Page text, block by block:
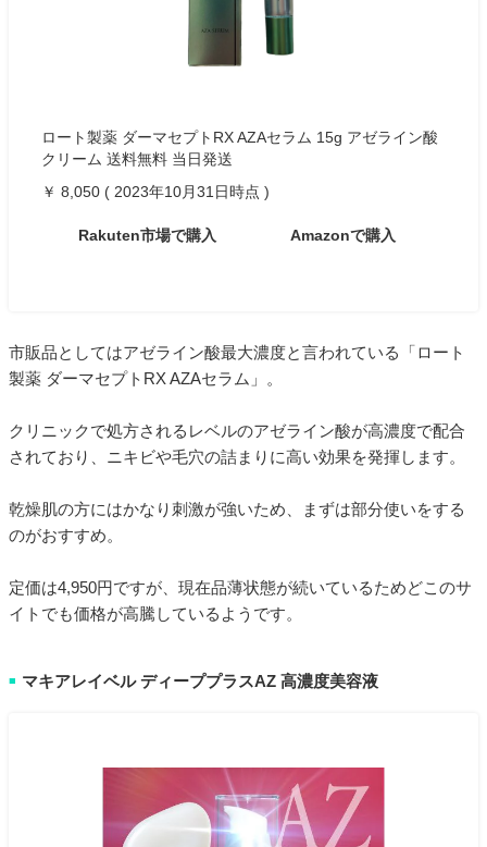
ロート製薬 ダーマセプトRX AZAセラム 15g アゼライン酸
クリーム 送料無料 当日発送
￥ 8,050 ( 2023年10月31日時点 )
Rakuten市場で購入 Amazonで購入
市販品としてはアゼライン酸最大濃度と言われている「ロート
製薬 ダーマセプトRX AZAセラム」。
クリニックで処方されるレベルのアゼライン酸が高濃度で配合
されており、ニキビや毛穴の詰まりに高い効果を発揮します。
乾燥肌の方にはかなり刺激が強いため、まずは部分使いをする
のがおすすめ。
定価は4,950円ですが、現在品薄状態が続いているためどこのサ
イトでも価格が高騰しているようです。
■ マキアレイベル ディーププラスAZ 高濃度美容液